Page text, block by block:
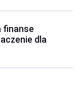
finanse
dla